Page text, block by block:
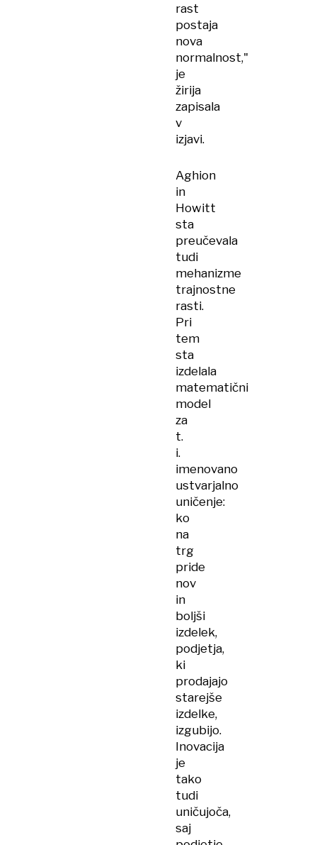
rast
postaja
nova
normalnost,"
je
žirija
zapisala
v
izjavi.
Aghion
in
Howitt
sta
preučevala
tudi
mehanizme
trajnostne
rasti.
Pri
tem
sta
izdelala
matematični
model
za
t.
i.
imenovano
ustvarjalno
uničenje:
ko
na
trg
pride
nov
in
boljši
izdelek,
podjetja,
ki
prodajajo
starejše
izdelke,
izgubijo.
Inovacija
je
tako
tudi
uničujoča,
saj